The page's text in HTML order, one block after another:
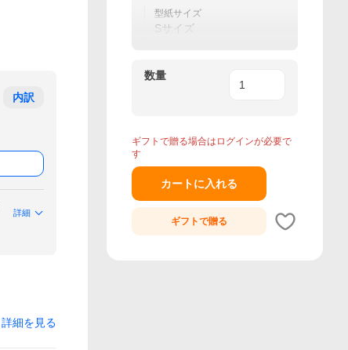
内訳
詳細
詳細を見る
型紙サイズ
Sサイズ
数量
ギフトで贈る場合はログインが必要で
す
カートに入れる
ギフトで贈る